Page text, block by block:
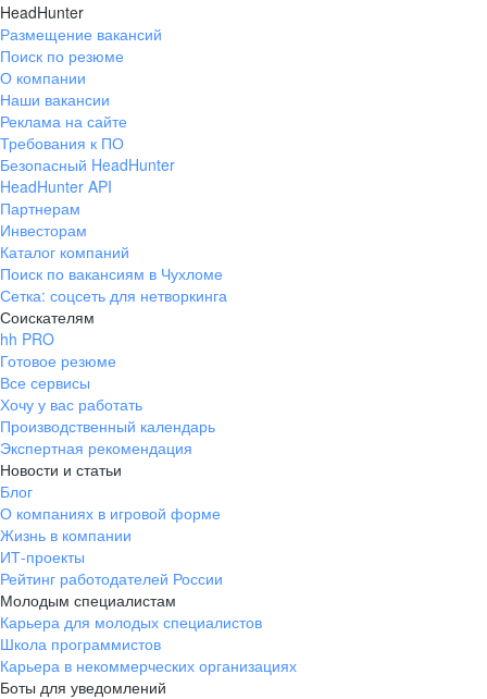
HeadHunter
Размещение вакансий
Поиск по резюме
О компании
Наши вакансии
Реклама на сайте
Требования к ПО
Безопасный HeadHunter
HeadHunter API
Партнерам
Инвесторам
Каталог компаний
Поиск по вакансиям в Чухломе
Сетка: соцсеть для нетворкинга
Соискателям
hh PRO
Готовое резюме
Все сервисы
Хочу у вас работать
Производственный календарь
Экспертная рекомендация
Новости и статьи
Блог
О компаниях в игровой форме
Жизнь в компании
ИТ-проекты
Рейтинг работодателей России
Молодым специалистам
Карьера для молодых специалистов
Школа программистов
Карьера в некоммерческих организациях
Боты для уведомлений